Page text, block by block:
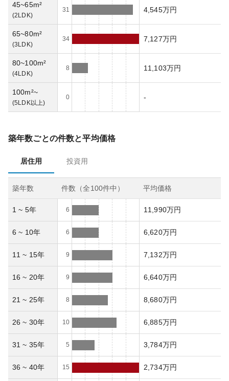
45~65m²
(2LDK)
31 4,545万円
65~80m²
(3LDK)
34 7,127万円
80~100m²
(4LDK)
8 11,103万円
100m²~
(5LDK以上)
0 -
築年数ごとの件数と平均価格
居住用 投資用
築年数 件数（全100件中） 平均価格
1 ~ 5年 6 11,990万円
6 ~ 10年 6 6,620万円
11 ~ 15年 9 7,132万円
16 ~ 20年 9 6,640万円
21 ~ 25年 8 8,680万円
26 ~ 30年 10 6,885万円
31 ~ 35年 5 3,784万円
36 ~ 40年 15 2,734万円